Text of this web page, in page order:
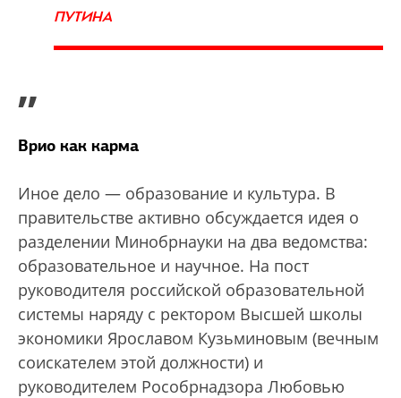
ПУТИНА
”
Врио как карма
Иное дело — образование и культура. В
правительстве активно обсуждается идея о
разделении Минобрнауки на два ведомства:
образовательное и научное. На пост
руководителя российской образовательной
системы наряду с ректором Высшей школы
экономики Ярославом Кузьминовым (вечным
соискателем этой должности) и
руководителем Рособрнадзора Любовью